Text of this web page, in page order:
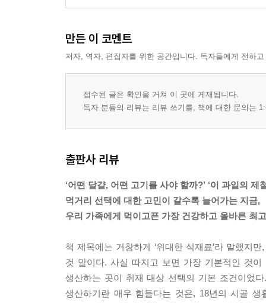
만든 이 코멘트
저자, 역자, 편집자를 위한 공간입니다. 독자들에게 전하
접수된 글은 확인을 거쳐 이 곳에 게재됩니다.
독자 분들의 리뷰는 리뷰 쓰기를, 책에 대한 문의는
출판사 리뷰
‘어떤 달걀, 어떤 고기를 사야 할까?’ ‘이 과일의 제
먹거리 선택에 대한 고민이 갈수록 늘어가는 지금,
우리 가족에게 먹이고픈 가장 건강하고 올바른 최
책 제목에는 거창하게 ‘위대한 식재료’라 말했지
것 말이다. 사실 따지고 보면 가장 기본적인 것
생산하는 곳이 취재 대상 선택의 기본 조건이었
생산하기란 매우 힘들다는 것은, 18년의 시골